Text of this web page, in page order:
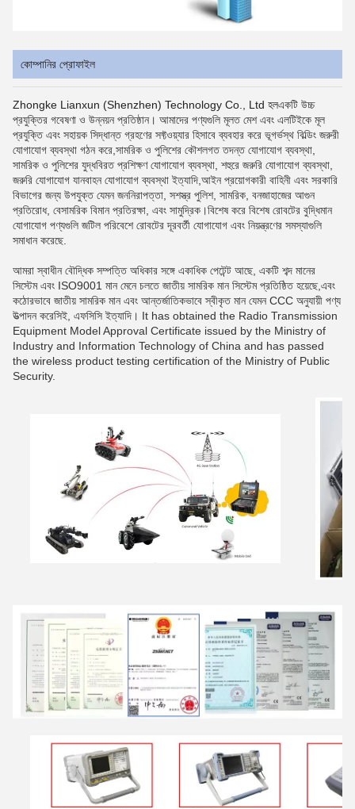
কোম্পানির প্রোফাইল
Zhongke Lianxun (Shenzhen) Technology Co., Ltd হলএকটি উচ্চ
প্রযুক্তির গবেষণা ও উন্নয়ন প্রতিষ্ঠান। আমাদের পণ্যগুলি মূলত মেশ এবং এলটিইকে মূল
প্রযুক্তি এবং সহায়ক সিদ্ধান্ত গ্রহণের সফ্টওয়্যার হিসাবে ব্যবহার করে ভূগর্ভস্থ বিল্ডিং জরুরী
যোগাযোগ ব্যবস্থা গঠন করে,সামরিক ও পুলিশের কৌশলগত তদন্ত যোগাযোগ ব্যবস্থা,
সামরিক ও পুলিশের যুদ্ধবিরত প্রশিক্ষণ যোগাযোগ ব্যবস্থা, শহুরে জরুরি যোগাযোগ ব্যবস্থা,
জরুরি যোগাযোগ যানবাহন যোগাযোগ ব্যবস্থা ইত্যাদি,আইন প্রয়োগকারী বাহিনী এবং সরকারি
বিভাগের জন্য উপযুক্ত যেমন জননিরাপত্তা, সশস্ত্র পুলিশ, সামরিক, বনজাহাজের আগুন
প্রতিরোধ, বেসামরিক বিমান প্রতিরক্ষা, এবং সামুদ্রিক।বিশেষ করে বিশেষ রোবটের বুদ্ধিমান
যোগাযোগ পণ্যগুলি জটিল পরিবেশে রোবটের দূরবর্তী যোগাযোগ এবং নিয়ন্ত্রণের সমস্যাগুলি
সমাধান করেছে.
আমরা স্বাধীন বৌদ্ধিক সম্পত্তি অধিকার সঙ্গে একাধিক পেটেন্ট আছে, একটি শব্দ মানের
সিস্টেম এবং ISO9001 মান মেনে চলতে জাতীয় সামরিক মান সিস্টেম প্রতিষ্ঠিত হয়েছে,এবং
কঠোরভাবে জাতীয় সামরিক মান এবং আন্তর্জাতিকভাবে স্বীকৃত মান যেমন CCC অনুযায়ী পণ্য
উত্পাদন করেসিই, এফসিসি ইত্যাদি। It has obtained the Radio Transmission
Equipment Model Approval Certificate issued by the Ministry of
Industry and Information Technology of China and has passed
the wireless product testing certification of the Ministry of Public
Security.